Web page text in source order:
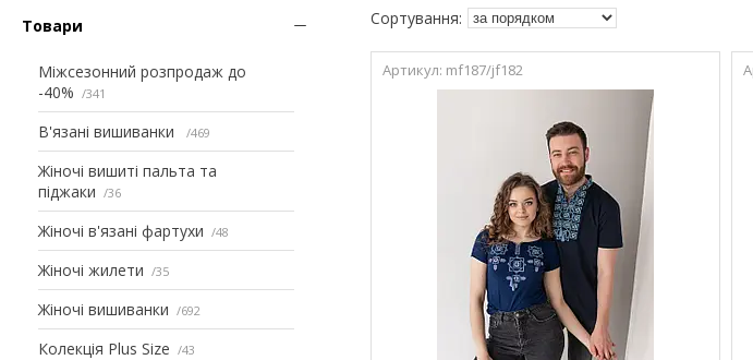
Товари
Міжсезонний розпродаж до
-40%
341
В'язані вишиванки 469
Жіночі вишиті пальта та
піджаки
36
Жіночі в'язані фартухи 48
Жіночі жилети 35
Жіночі вишиванки 692
Колекція Plus Size 43
mf187/jf182